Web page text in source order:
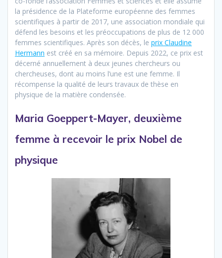
la présidence de la Plateforme européenne des femmes
scientifiques à partir de 2017, une association mondiale qui
défend les besoins et les préoccupations de plus de 12 000
femmes scientifiques. Après son décès, le prix Claudine
Hermann est créé en sa mémoire. Depuis 2022, ce prix est
décerné annuellement à deux jeunes chercheurs ou
chercheuses, dont au moins l’une est une femme. Il
récompense la qualité de leurs travaux de thèse en
physique de la matière condensée.
Maria Goeppert-Mayer, deuxième
femme à recevoir le prix Nobel de
physique